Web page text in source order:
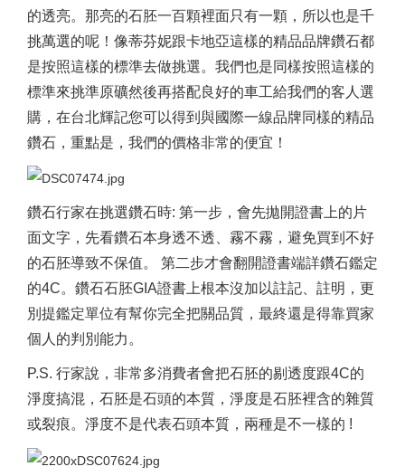
的透亮。那亮的石胚一百顆裡面只有一顆，所以也是千
挑萬選的呢！像蒂芬妮跟卡地亞這樣的精品品牌鑽石都
是按照這樣的標準去做挑選。我們也是同樣按照這樣的
標準來挑準原礦然後再搭配良好的車工給我們的客人選
購，在台北輝記您可以得到與國際一線品牌同樣的精品
鑽石，重點是，我們的價格非常的便宜！
鑽石行家在挑選鑽石時: 第一步，會先拋開證書上的片
面文字，先看鑽石本身透不透、霧不霧，避免買到不好
的石胚導致不保值。 第二步才會翻開證書端詳鑽石鑑定
的4C。鑽石石胚GIA證書上根本沒加以註記、註明，更
別提鑑定單位有幫你完全把關品質，最終還是得靠買家
個人的判別能力。
P.S. 行家說，非常多消費者會把石胚的剔透度跟4C的
淨度搞混，石胚是石頭的本質，淨度是石胚裡含的雜質
或裂痕。淨度不是代表石頭本質，兩種是不一樣的 !